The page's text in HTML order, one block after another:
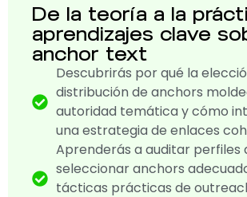
De la teoría a la
aprendizajes clave
anchor text
Descubrirás por qué la
distribución de anchors
autoridad temática y cómo
una estrategia de enlaces
Aprenderás a auditar perfiles
seleccionar anchors
tácticas prácticas de